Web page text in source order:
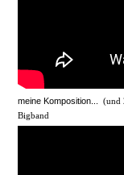
meine Komposition...(und
Bigband